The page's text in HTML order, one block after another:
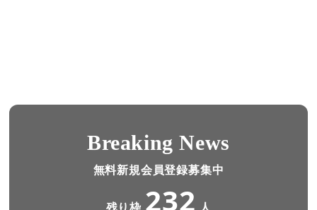
Breaking News
無料新規会員登録募集中
232